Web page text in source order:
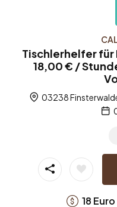
Tischlerhelfer
18,00 € /
03238
18 Euro